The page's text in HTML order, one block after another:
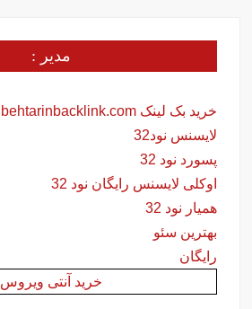
مدیر :
خرید بک لینک behtarinbacklink.com
لایسنس نود32
پسورد نود 32
اوکلی لایسنس رایگان نود 32
همیار نود 32
بهترین سئو
رایگان
خرید آنتی ویروس